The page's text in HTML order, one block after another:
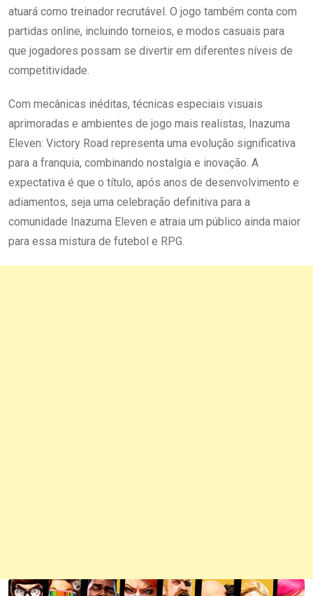
atuará como treinador recrutável. O jogo também conta com
partidas online, incluindo torneios, e modos casuais para
que jogadores possam se divertir em diferentes níveis de
competitividade.
Com mecânicas inéditas, técnicas especiais visuais
aprimoradas e ambientes de jogo mais realistas, Inazuma
Eleven: Victory Road representa uma evolução significativa
para a franquia, combinando nostalgia e inovação. A
expectativa é que o título, após anos de desenvolvimento e
adiamentos, seja uma celebração definitiva para a
comunidade Inazuma Eleven e atraia um público ainda maior
para essa mistura de futebol e RPG.